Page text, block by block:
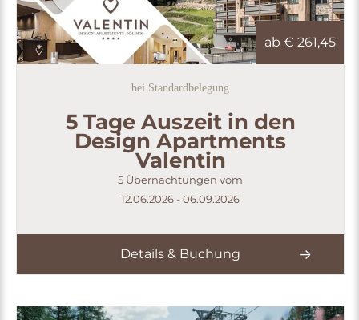
ab € 261,45
bei Standardbelegung
5 Tage Auszeit in den
Design Apartments
Valentin
5 Übernachtungen vom
12.06.2026 - 06.09.2026
Details & Buchung